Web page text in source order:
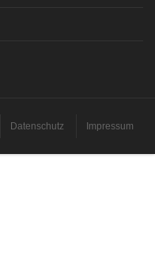
Datenschutz Impressum